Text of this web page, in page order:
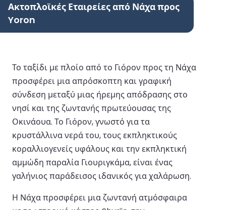
Ακτοπλοϊκές Εταιρείες από Νάχα προς
Yoron
Το ταξίδι με πλοίο από το Γιόρον προς τη Νάχα
προσφέρει μια απρόσκοπτη και γραφική
σύνδεση μεταξύ μιας ήρεμης απόδρασης στο
νησί και της ζωντανής πρωτεύουσας της
Οκινάουα. Το Γιόρον, γνωστό για τα
κρυστάλλινα νερά του, τους εκπληκτικούς
κοραλλιογενείς υφάλους και την εκπληκτική
αμμώδη παραλία Γιουριγκάμα, είναι ένας
γαλήνιος παράδεισος ιδανικός για χαλάρωση.
Η Νάχα προσφέρει μια ζωντανή ατμόσφαιρα